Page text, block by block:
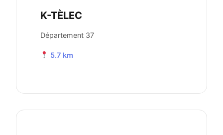
K-TÈLEC
Département 37
5.7 km